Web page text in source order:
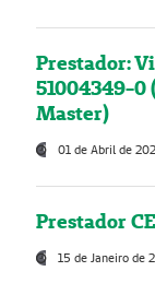
Prestador:
51004349-0
Master)
01 de Abril de
Prestador
15 de Janeiro de